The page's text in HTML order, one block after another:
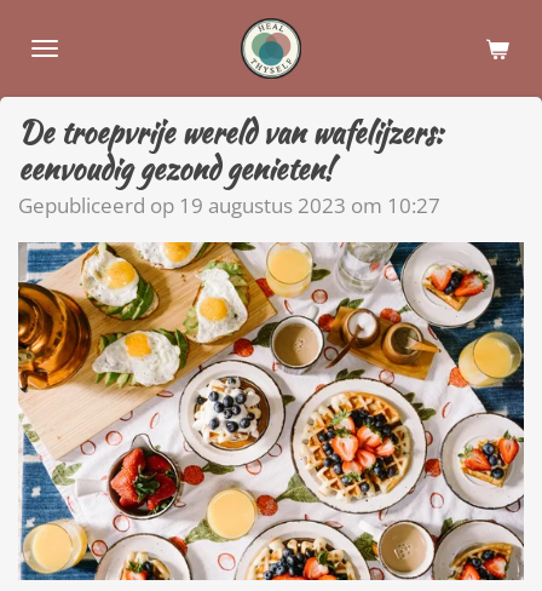
direct
de
hoofdinhoud
De troepvrije wereld van wafelijzers:
eenvoudig gezond genieten!
Gepubliceerd op 19 augustus 2023 om 10:27